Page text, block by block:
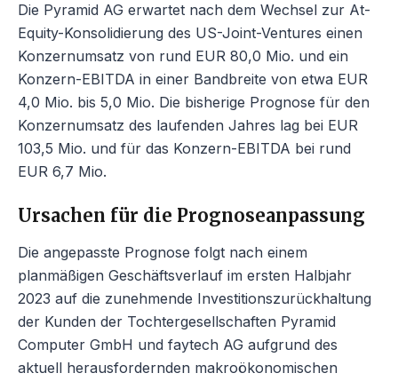
Die Pyramid AG erwartet nach dem Wechsel zur At-
Equity-Konsolidierung des US-Joint-Ventures einen
Konzernumsatz von rund EUR 80,0 Mio. und ein
Konzern-EBITDA in einer Bandbreite von etwa EUR
4,0 Mio. bis 5,0 Mio. Die bisherige Prognose für den
Konzernumsatz des laufenden Jahres lag bei EUR
103,5 Mio. und für das Konzern-EBITDA bei rund
EUR 6,7 Mio.
Ursachen für die Prognoseanpassung
Die angepasste Prognose folgt nach einem
planmäßigen Geschäftsverlauf im ersten Halbjahr
2023 auf die zunehmende Investitionszurückhaltung
der Kunden der Tochtergesellschaften Pyramid
Computer GmbH und faytech AG aufgrund des
aktuell herausfordernden makroökonomischen